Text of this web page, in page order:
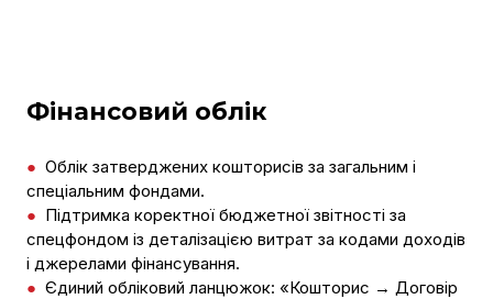
Фінансовий облік
● Облік затверджених кошторисів за загальним і
спеціальним фондами.
● Підтримка коректної бюджетної звітності за
спецфондом із деталізацією витрат за кодами доходів
і джерелами фінансування.
● Єдиний обліковий ланцюжок: «Кошторис → Договір